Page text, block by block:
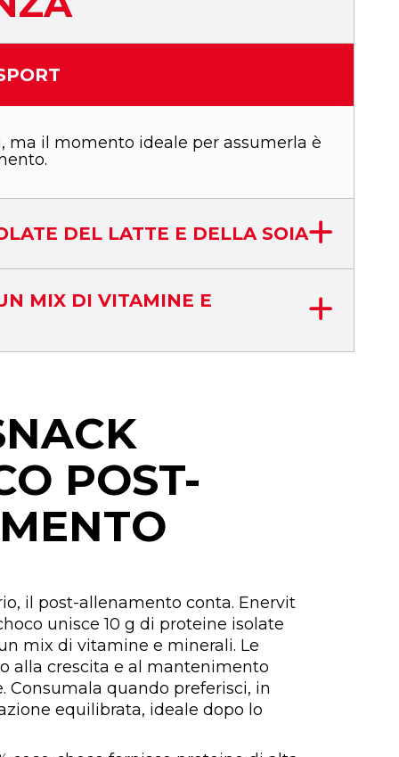
ma il momento ideale per assumerla è
DEL LATTE E DELLA SOIA
MIX DI VITAMINE E
POST-
il post-allenamento conta. Enervit
unisce 10 g di proteine isolate
mix di vitamine e minerali. Le
alla crescita e al mantenimento
Consumala quando preferisci, in
equilibrata, ideale dopo lo